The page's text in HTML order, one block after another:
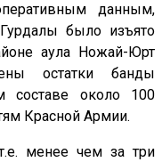
данным,
было изъято
аула Ножай-Юрт
остатки банды
около 100
Красной Армии.
менее чем за три